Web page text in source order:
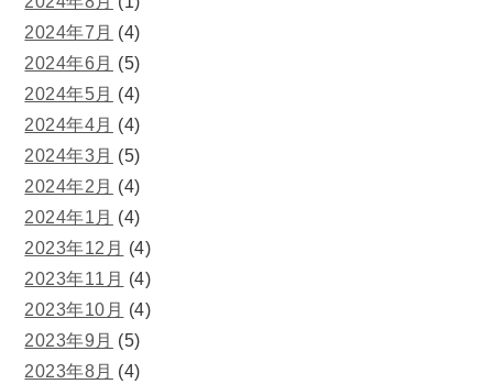
2024年7月 (4)
2024年6月 (5)
2024年5月 (4)
2024年4月 (4)
2024年3月 (5)
2024年2月 (4)
2024年1月 (4)
2023年12月 (4)
2023年11月 (4)
2023年10月 (4)
2023年9月 (5)
2023年8月 (4)